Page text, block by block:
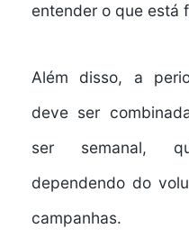
entender o que está
Além disso, a
deve ser
ser semanal,
dependendo do
campanhas.